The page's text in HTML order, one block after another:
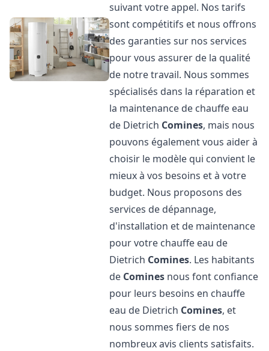
suivant votre appel. Nos tarifs
sont compétitifs et nous offrons
des garanties sur nos services
pour vous assurer de la qualité
de notre travail. Nous sommes
spécialisés dans la réparation et
la maintenance de chauffe eau
de Dietrich Comines, mais nous
pouvons également vous aider à
choisir le modèle qui convient le
mieux à vos besoins et à votre
budget. Nous proposons des
services de dépannage,
d'installation et de maintenance
pour votre chauffe eau de
Dietrich Comines. Les habitants
de Comines nous font confiance
pour leurs besoins en chauffe
eau de Dietrich Comines, et
nous sommes fiers de nos
nombreux avis clients satisfaits.